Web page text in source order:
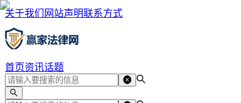
关于我们 网站声明联系方式
首页资讯话题